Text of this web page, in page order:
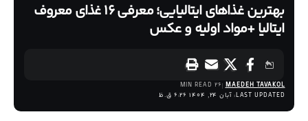
بهترین غذاهای ایتالیایی؛ معرفی 16 غذای معروف
ایتالیا +مواد اولیه و عکس
LAST UPDATED: آبان 24, 1404 6:26 ق.ظ
MAEDEH TAVAKOL
26 MIN READ